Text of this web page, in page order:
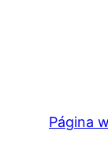
Página